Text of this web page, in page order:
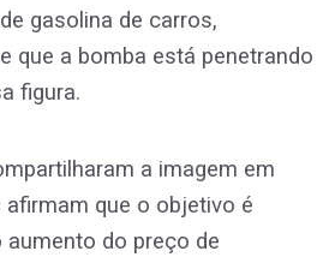
gasolina de carros,
que a bomba está penetrando
figura.
a imagem em
que o objetivo é
do preço de